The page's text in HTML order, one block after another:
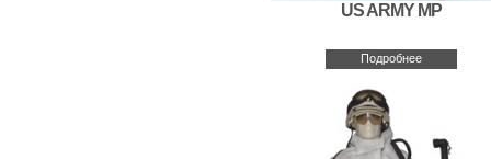
US ARMY MP
Подробнее